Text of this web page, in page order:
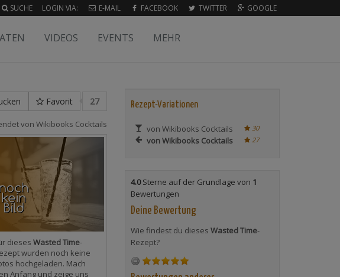
SUCHE LOGIN VIA: E-MAIL FACEBOOK TWITTER GOOGLE
VIDEOS EVENTS MEHR
Favorit 27
von Wikibooks Cocktails
dieses Wasted Time-
wurden noch keine
hochgeladen. Mach
Anfang und zeige uns
Rezept-Variationen
von Wikibooks Cocktails 30
von Wikibooks Cocktails 27
4.0Sterne auf der Grundlage von 1
Bewertungen
Deine Bewertung
Wie findest du dieses Wasted Time-
Rezept?